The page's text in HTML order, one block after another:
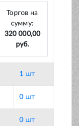
Торгов на
сумму:
320 000,00
руб.
1 шт
0 шт
0 шт